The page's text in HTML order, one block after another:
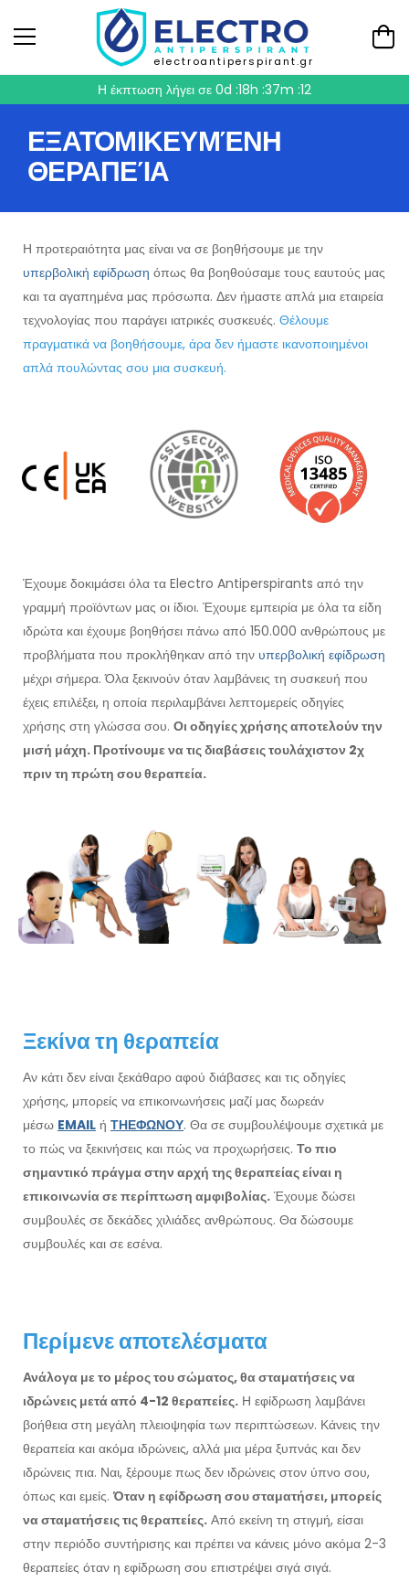
electroantiperspirant.gr
Η έκπτωση λήγει σε 0d :18h :37m :12
ΕΞΑΤΟΜΙΚΕΥΜΈΝΗ
ΘΕΡΑΠΕΊΑ
Η προτεραιότητα μας είναι να σε βοηθήσουμε με την
υπερβολική εφίδρωση όπως θα βοηθούσαμε τους εαυτούς μας
και τα αγαπημένα μας πρόσωπα. Δεν ήμαστε απλά μια εταιρεία
τεχνολογίας που παράγει ιατρικές συσκευές. Θέλουμε
πραγματικά να βοηθήσουμε, άρα δεν ήμαστε ικανοποιημένοι
απλά πουλώντας σου μια συσκευή.
Έχουμε δοκιμάσει όλα τα Electro Antiperspirants από την
γραμμή προϊόντων μας οι ίδιοι. Έχουμε εμπειρία με όλα τα είδη
ιδρώτα και έχουμε βοηθήσει πάνω από 150.000 ανθρώπους με
προβλήματα που προκλήθηκαν από την υπερβολική εφίδρωση
μέχρι σήμερα. Όλα ξεκινούν όταν λαμβάνεις τη συσκευή που
έχεις επιλέξει, η οποία περιλαμβάνει λεπτομερείς οδηγίες
χρήσης στη γλώσσα σου. Οι οδηγίες χρήσης αποτελούν την
μισή μάχη. Προτίνουμε να τις διαβάσεις τουλάχιστον 2χ
πριν τη πρώτη σου θεραπεία.
Ξεκίνα τη θεραπεία
Αν κάτι δεν είναι ξεκάθαρο αφού διάβασες και τις οδηγίες
χρήσης, μπορείς να επικοινωνήσεις μαζί μας δωρεάν
μέσω EMAIL ή ΤΗΕΦΩΝΟΥ. Θα σε συμβουλέψουμε σχετικά με
το πώς να ξεκινήσεις και πώς να προχωρήσεις. Το πιο
σημαντικό πράγμα στην αρχή της θεραπείας είναι η
επικοινωνία σε περίπτωση αμφιβολίας. Έχουμε δώσει
συμβουλές σε δεκάδες χιλιάδες ανθρώπους. Θα δώσουμε
συμβουλές και σε εσένα.
Περίμενε αποτελέσματα
Ανάλογα με το μέρος του σώματος, θα σταματήσεις να
ιδρώνεις μετά από 4-12 θεραπείες. Η εφίδρωση λαμβάνει
βοήθεια στη μεγάλη πλειοψηφία των περιπτώσεων. Κάνεις την
θεραπεία και ακόμα ιδρώνεις, αλλά μια μέρα ξυπνάς και δεν
ιδρώνεις πια. Ναι, ξέρουμε πως δεν ιδρώνεις στον ύπνο σου,
όπως και εμείς. Όταν η εφίδρωση σου σταματήσει, μπορείς
να σταματήσεις τις θεραπείες. Από εκείνη τη στιγμή, είσαι
στην περιόδο συντήρισης και πρέπει να κάνεις μόνο ακόμα 2-3
θεραπείες όταν η εφίδρωση σου επιστρέψει σιγά σιγά.